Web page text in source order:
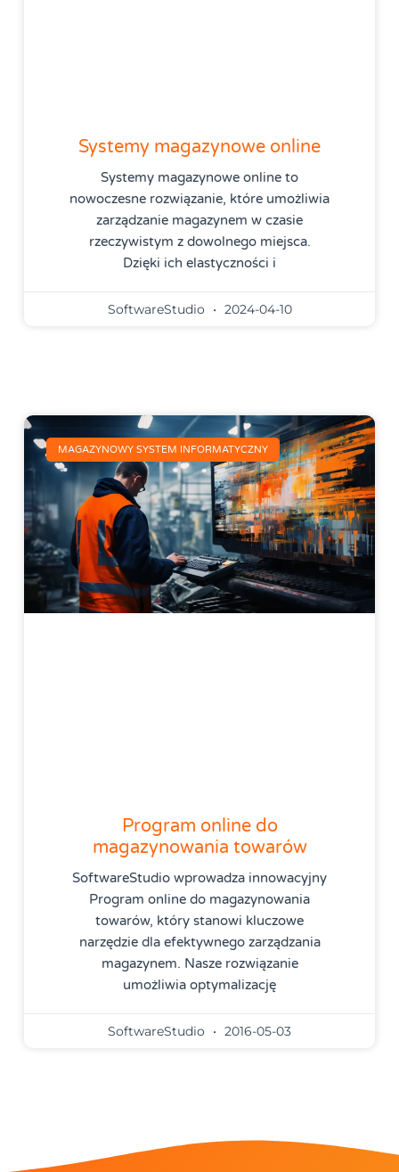
Systemy magazynowe online
Systemy magazynowe online to
nowoczesne rozwiązanie, które umożliwia
zarządzanie magazynem w czasie
rzeczywistym z dowolnego miejsca.
Dzięki ich elastyczności i
SoftwareStudio 2024-04-10
MAGAZYNOWY SYSTEM INFORMATYCZNY
Program online do
magazynowania towarów
SoftwareStudio wprowadza innowacyjny
Program online do magazynowania
towarów, który stanowi kluczowe
narzędzie dla efektywnego zarządzania
magazynem. Nasze rozwiązanie
umożliwia optymalizację
SoftwareStudio 2016-05-03